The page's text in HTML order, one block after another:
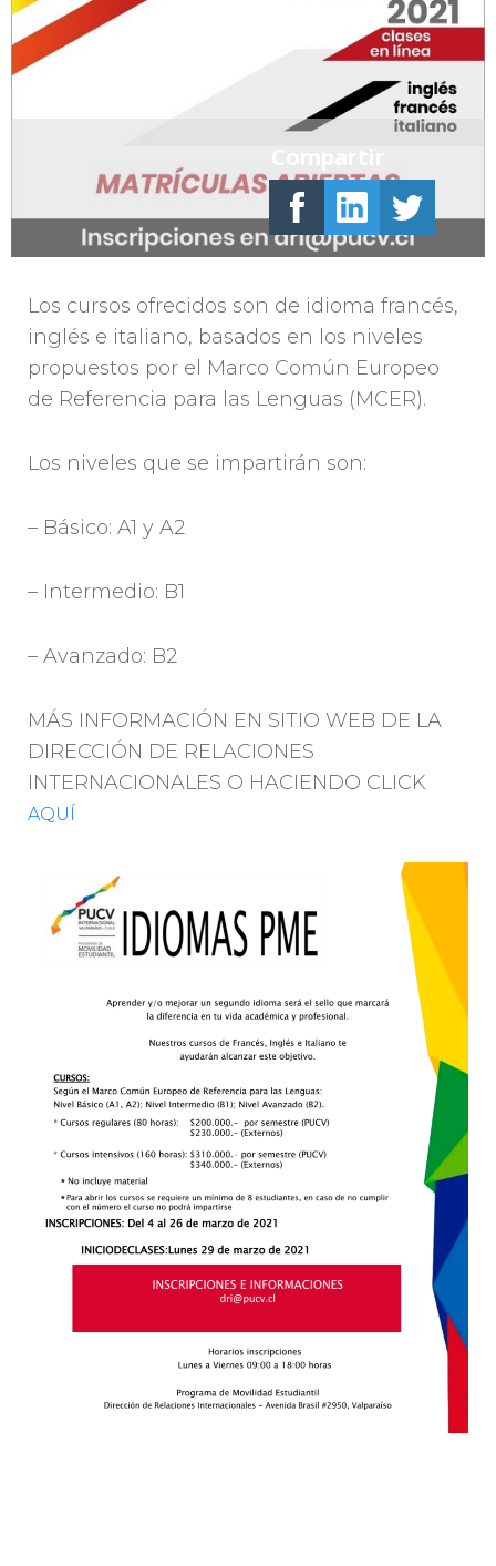
Los cursos ofrecidos son de idioma francés,
inglés e italiano, basados en los niveles
propuestos por el Marco Común Europeo
de Referencia para las Lenguas (MCER).
Los niveles que se impartirán son:
– Básico: A1 y A2
– Intermedio: B1
– Avanzado: B2
MÁS INFORMACIÓN EN SITIO WEB DE LA
DIRECCIÓN DE RELACIONES
INTERNACIONALES O HACIENDO CLICK
AQUÍ
Compartir